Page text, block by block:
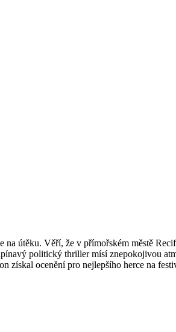
útěku. Věří, že v přímořském městě
politický thriller mísí znepokojivou
získal ocenění pro nejlepšího herce na